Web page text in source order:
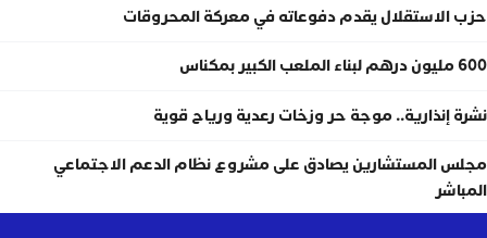
حزب الاستقلال يقدم دفوعاته في معركة المحروقات
600 مليون درهم لبناء الملعب الكبير بمكناس
نشرة إنذارية.. موجة حر وزخات رعدية ورياح قوية
مجلس المستشارين يصادق على مشروع نظام الدعم الاجتماعي
المباشر